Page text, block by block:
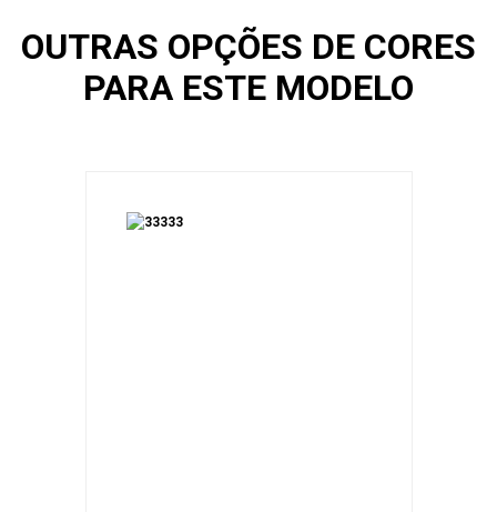
OUTRAS OPÇÕES DE CORES
PARA ESTE MODELO